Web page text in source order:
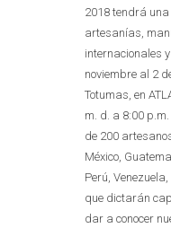
2018 tendrá
artesanías,
internacionales
noviembre al 2
Totumas, en
m. d. a 8:00
de 200
México,
Perú,
que dictarán
dar a conocer